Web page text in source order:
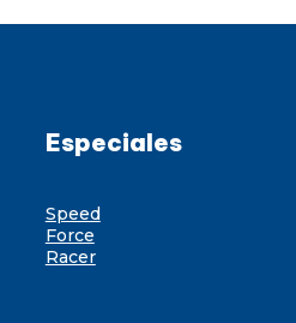
Especiales
Speed
Force
Racer